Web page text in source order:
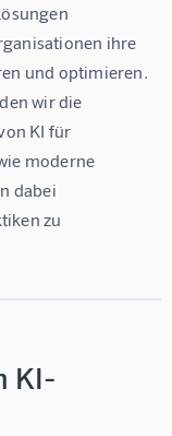
ihre
und optimieren.
wir die
KI für
moderne
dabei
zu
KI-